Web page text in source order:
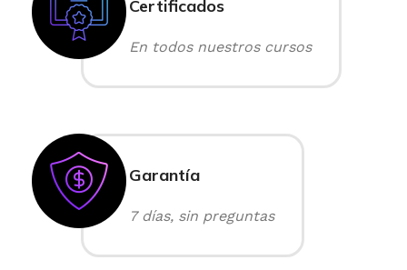
Certificados
En todos nuestros cursos
Garantía
7 días, sin preguntas